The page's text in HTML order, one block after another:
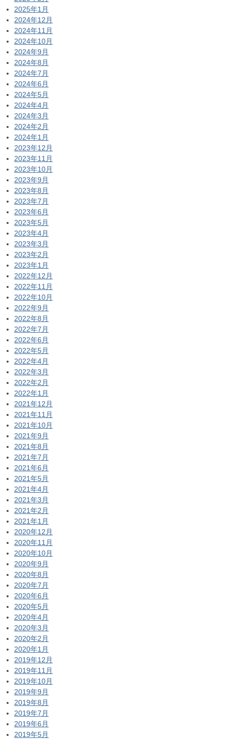
2025年1月
2024年12月
2024年11月
2024年10月
2024年9月
2024年8月
2024年7月
2024年6月
2024年5月
2024年4月
2024年3月
2024年2月
2024年1月
2023年12月
2023年11月
2023年10月
2023年9月
2023年8月
2023年7月
2023年6月
2023年5月
2023年4月
2023年3月
2023年2月
2023年1月
2022年12月
2022年11月
2022年10月
2022年9月
2022年8月
2022年7月
2022年6月
2022年5月
2022年4月
2022年3月
2022年2月
2022年1月
2021年12月
2021年11月
2021年10月
2021年9月
2021年8月
2021年7月
2021年6月
2021年5月
2021年4月
2021年3月
2021年2月
2021年1月
2020年12月
2020年11月
2020年10月
2020年9月
2020年8月
2020年7月
2020年6月
2020年5月
2020年4月
2020年3月
2020年2月
2020年1月
2019年12月
2019年11月
2019年10月
2019年9月
2019年8月
2019年7月
2019年6月
2019年5月